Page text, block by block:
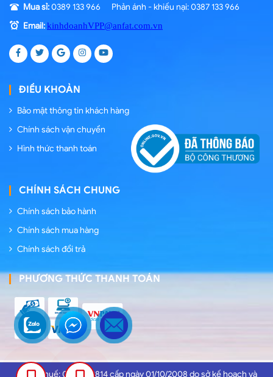
Mua sỉ:0389 133 966 Phản ánh - khiếu nại: 0387 133 966
Email:kinhdoanhVPP@anfat.com.vn
ĐIỀU KHOẢN
Bảo mật thông tin khách hàng
Chính sách vận chuyển
Hình thức thanh toán
CHÍNH SÁCH CHUNG
Chính sách bảo hành
Chính sách mua hàng
Chính sách đổi trả
PHƯƠNG THỨC THANH TOÁN
Mã số thuế: 0102959814 cấp ngày 01/10/2008 do sở kế hoạch và